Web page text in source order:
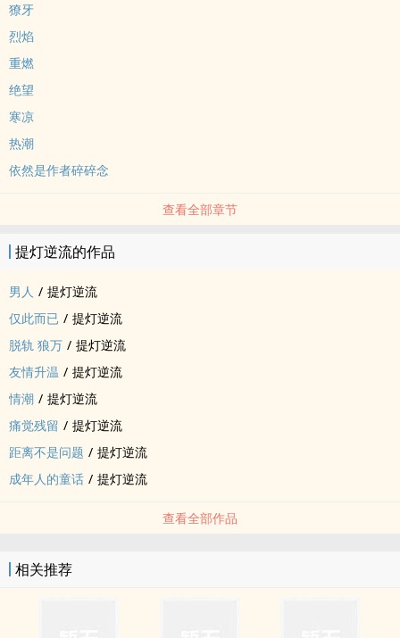
獠牙
烈焰
重燃
绝望
寒凉
热潮
依然是作者碎碎念
查看全部章节
提灯逆流的作品
男人 / 提灯逆流
仅此而已 / 提灯逆流
脱轨 狼万 / 提灯逆流
友情升温 / 提灯逆流
情潮 / 提灯逆流
痛觉残留 / 提灯逆流
距离不是问题 / 提灯逆流
成年人的童话 / 提灯逆流
查看全部作品
相关推荐